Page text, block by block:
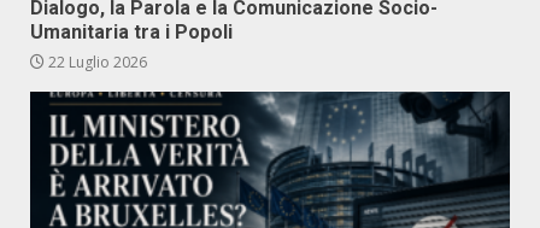
Dialogo, la Parola e la Comunicazione Socio-
Umanitaria tra i Popoli
22 Luglio 2026